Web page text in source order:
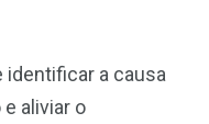
a causa
aliviar o